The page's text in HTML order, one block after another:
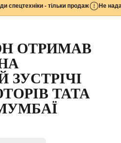
спецтехніки - тільки продаж Не
ОТРИМАВ
ЗУСТРІЧІ
TATA